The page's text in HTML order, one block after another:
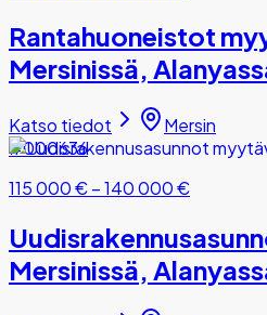
Rantahuoneistot
Mersinissä,
Katso tiedot
Mersin
#000636
115 000 €–140 000 €
Mersinissä,